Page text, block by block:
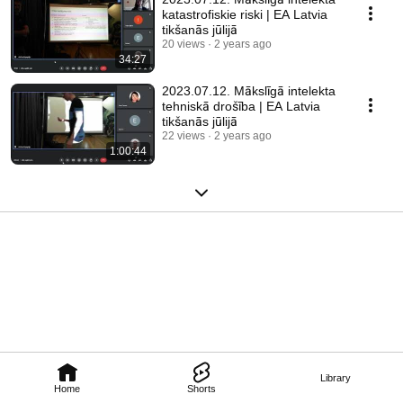
Home Shorts
Library
34:27
katastrofiskie riski | EA Latvia
tikšanās jūlijā
20 views 2 years ago
1:00:44
2023.07.12. Mākslīgā intelekta
tehniskā drošība | EA Latvia
tikšanās jūlijā
22 views 2 years ago